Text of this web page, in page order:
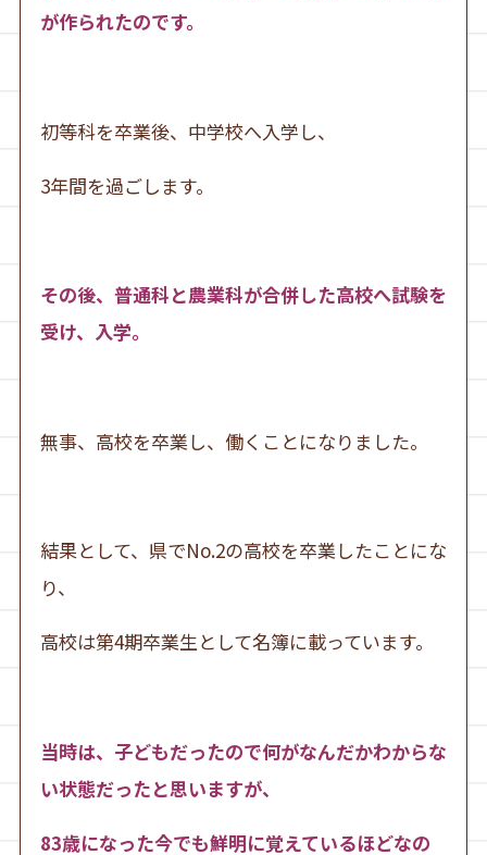
が作られたのです。
初等科を卒業後、中学校へ入学し、
3年間を過ごします。
その後、普通科と農業科が合併した高校へ試験を
受け、入学。
無事、高校を卒業し、働くことになりました。
結果として、県でNo.2の高校を卒業したことにな
り、
高校は第4期卒業生として名簿に載っています。
当時は、子どもだったので何がなんだかわからな
い状態だったと思いますが、
83歳になった今でも鮮明に覚えているほどなの